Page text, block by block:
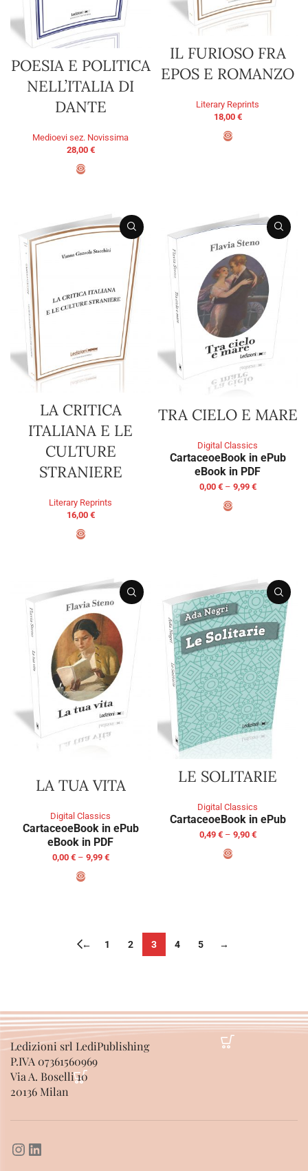
POESIA E POLITICA
NELL’ITALIA DI
DANTE
Medioevi sez. Novissima
28,00 €
IL FURIOSO FRA
EPOS E ROMANZO
Literary Reprints
18,00 €
LA CRITICA
ITALIANA E LE
CULTURE
STRANIERE
Literary Reprints
16,00 €
TRA CIELO E MARE
Digital Classics
CartaceoeBook in ePub
eBook in PDF
0,00 € – 9,99 €
LA TUA VITA
Digital Classics
CartaceoeBook in ePub
eBook in PDF
0,00 € – 9,99 €
LE SOLITARIE
Digital Classics
CartaceoeBook in ePub
0,49 € – 9,90 €
← 1 2 3 4 5 →
Ledizioni srl LediPublishing
P.IVA 07361560969
Via A. Boselli 10
20136 Milan